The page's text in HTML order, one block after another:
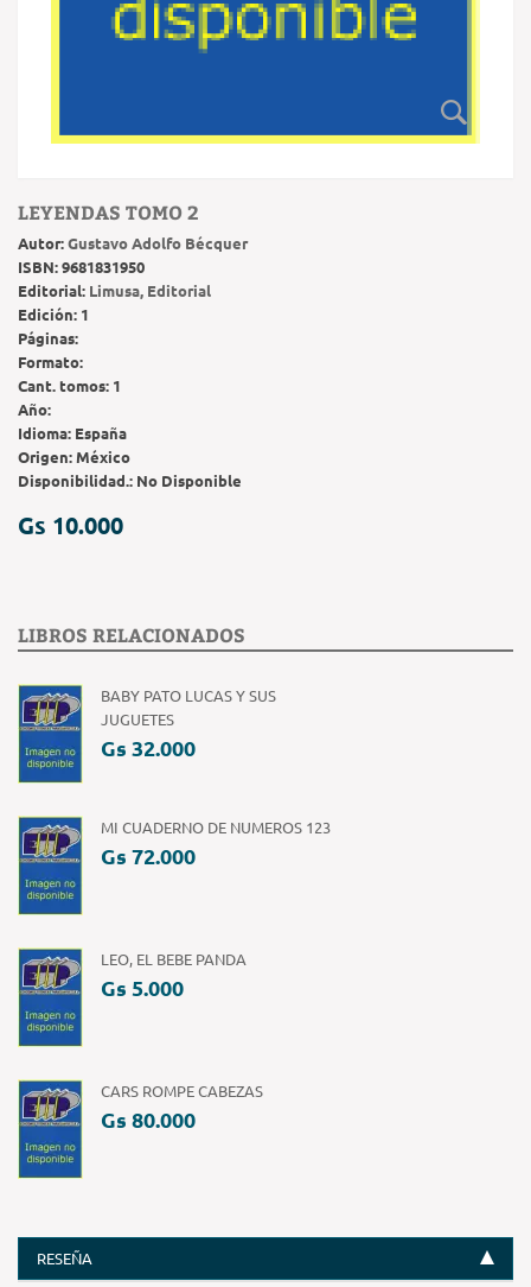
LEYENDAS TOMO 2
Autor:Gustavo Adolfo Bécquer
ISBN:9681831950
Editorial: Limusa, Editorial
Edición: 1
Páginas:
Formato:
Cant. tomos: 1
Año:
Idioma: España
Origen:México
Disponibilidad.: No Disponible
Gs 10.000
LIBROS RELACIONADOS
BABY PATO LUCAS Y SUS
JUGUETES
Gs 32.000
MI CUADERNO DE NUMEROS 123
Gs 72.000
LEO, EL BEBE PANDA
Gs 5.000
CARS ROMPE CABEZAS
Gs 80.000
RESEÑA